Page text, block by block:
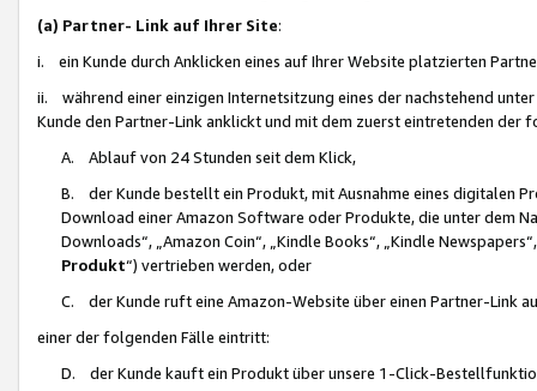
(a) Partner- Link auf Ihrer Site:
i. ein Kunde durch Anklicken eines auf Ihrer Website platzierten
ii. während einer einzigen Internetsitzung eines der nachstehend
Kunde den Partner-Link anklickt und mit dem zuerst eintretenden der
A. Ablauf von 24 Stunden seit dem Klick,
B. der Kunde bestellt ein Produkt, mit Ausnahme eines digitalen
Download einer Amazon Software oder Produkte, die unter dem
Downloads“, „Amazon Coin“, „Kindle Books“, „Kindle
Produkt“) vertrieben werden, oder
C. der Kunde ruft eine Amazon-Website über einen Partner-Link
einer der folgenden Fälle eintritt:
D. der Kunde kauft ein Produkt über unsere 1-Click-